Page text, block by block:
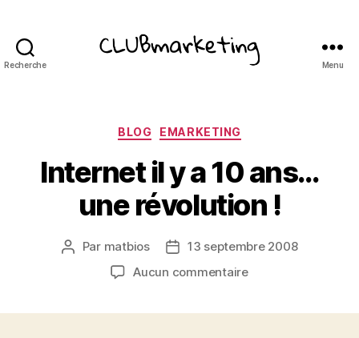
Recherche Menu
Catégories
BLOG EMARKETING
Internet il y a 10 ans…
une révolution !
Auteur
Par matbios
Date13 septembre 2008
Aucun commentairesur